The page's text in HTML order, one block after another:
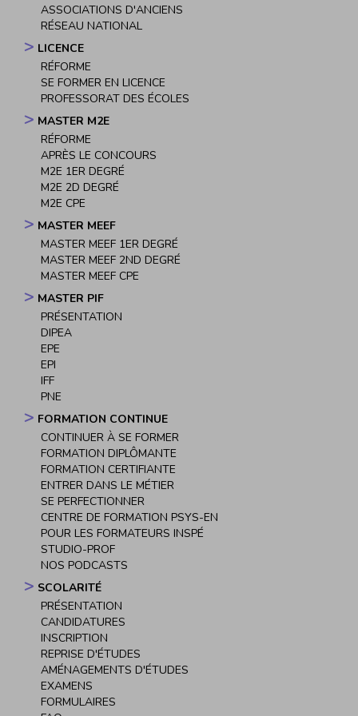
ASSOCIATIONS D'ANCIENS
RÉSEAU NATIONAL
LICENCE
RÉFORME
SE FORMER EN LICENCE
PROFESSORAT DES ÉCOLES
MASTER M2E
RÉFORME
APRÈS LE CONCOURS
M2E 1ER DEGRÉ
M2E 2D DEGRÉ
M2E CPE
MASTER MEEF
MASTER MEEF 1ER DEGRÉ
MASTER MEEF 2ND DEGRÉ
MASTER MEEF CPE
MASTER PIF
PRÉSENTATION
DIPEA
EPE
EPI
IFF
PNE
FORMATION CONTINUE
CONTINUER À SE FORMER
FORMATION DIPLÔMANTE
FORMATION CERTIFIANTE
ENTRER DANS LE MÉTIER
SE PERFECTIONNER
CENTRE DE FORMATION PSYS-EN
POUR LES FORMATEURS INSPÉ
STUDIO-PROF
NOS PODCASTS
SCOLARITÉ
PRÉSENTATION
CANDIDATURES
INSCRIPTION
REPRISE D'ÉTUDES
AMÉNAGEMENTS D'ÉTUDES
EXAMENS
FORMULAIRES